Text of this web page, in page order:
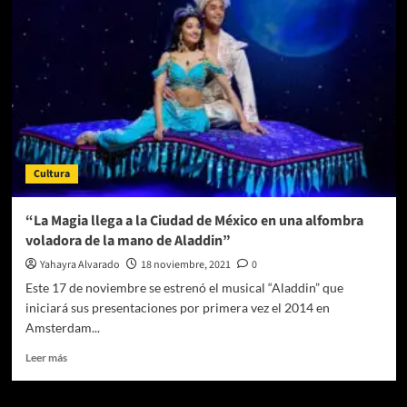
Cultura
“La Magia llega a la Ciudad de México en una alfombra
voladora de la mano de Aladdin”
Yahayra Alvarado 18 noviembre, 2021
0
Este 17 de noviembre se estrenó el musical “Aladdin” que
iniciará sus presentaciones por primera vez el 2014 en
Amsterdam...
Leer másLeer